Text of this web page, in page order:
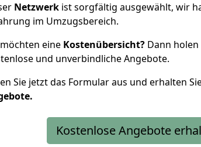
Netzwerk ist sorgfältig ausgewählt, wir
im Umzugsbereich.
eine Kostenübersicht? Dann
und unverbindliche Angebote.
Sie jetzt das Formular aus und erhalten
Kostenlose Angebote